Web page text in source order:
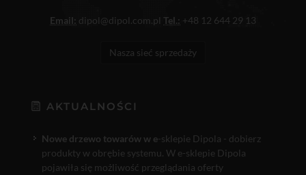
Email: dipol@dipol.com.pl Tel.: +48 12 644 29 13
Nasza sieć sprzedaży
AKTUALNOŚCI
Nowe drzewo towarów w e-sklepie Dipola - dobierz
produkty w obrębie systemu. W e-sklepie Dipola
pojawiła się możliwość przeglądania oferty